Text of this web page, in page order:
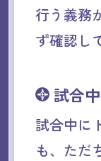
行う義務
ず確認し
試合
試合中に
も、ただ